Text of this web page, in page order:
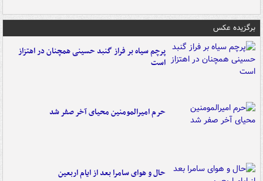
برگزیده عکس
پرچم سیاه بر فراز گنبد حسینی همچنان در اهتزاز
است
حرم امیرالمومنین محیای آخر صفر شد
حال و هوای سامرا بعد از ایام اربعین